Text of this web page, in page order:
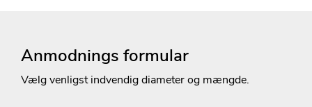
Anmodnings formular
Vælg venligst indvendig diameter og mængde.